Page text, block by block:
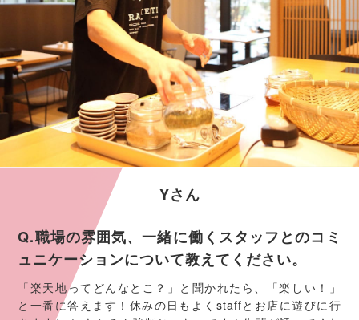
Yさん
Q.職場の雰囲気、一緒に働くスタッフとのコミ
ュニケーションについて教えてください。
「楽天地ってどんなとこ？」と聞かれたら、「楽しい！」
と一番に答えます！休みの日もよくstaffとお店に遊びに行